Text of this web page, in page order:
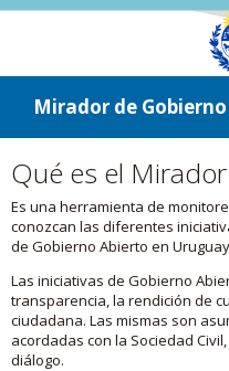
ir a contenido
ir al menú
Mirador de
Qué es el
Es una herramienta de
conozcan las diferentes
de Gobierno Abierto en
Las iniciativas de Gobierno
transparencia, la rendición de
ciudadana. Las mismas son
acordadas con la Sociedad
diálogo.